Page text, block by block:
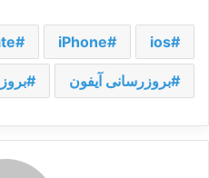
ios
iPhone
بروزرسانی آیفون